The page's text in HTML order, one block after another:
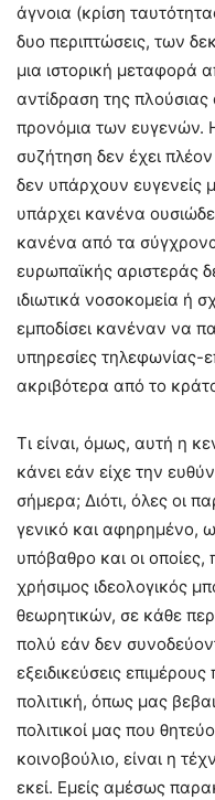
άγνοια (κρίση
δυο περιπτώσεις, των
μια ιστορική μεταφορά
αντίδραση της
προνόμια των ευγενών.
συζήτηση δεν έχει
δεν υπάρχουν ευγενείς
υπάρχει κανένα
κανένα από τα
ευρωπαϊκής αριστεράς
ιδιωτικά νοσοκομεία ή
εμποδίσει κανέναν να
υπηρεσίες τηλεφωνίας-
ακριβότερα από το
Τι είναι, όμως, αυτή η
κάνει εάν είχε την
σήμερα; Διότι, όλες οι
γενικό και αφηρημένο,
υπόβαθρο και οι οποίες,
χρήσιμος ιδεολογικός
θεωρητικών, σε κάθε
πολύ εάν δεν
εξειδικεύσεις
πολιτική, όπως μας
πολιτικοί μας που
κοινοβούλιο, είναι η
εκεί. Εμείς αμέσως